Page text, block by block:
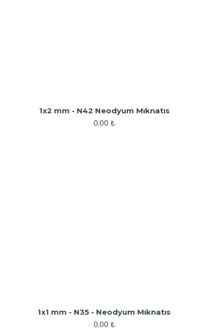
1x2 mm - N42 Neodyum Mıknatıs
0,00 ₺
1x1 mm - N35 - Neodyum Mıknatıs
0,00 ₺